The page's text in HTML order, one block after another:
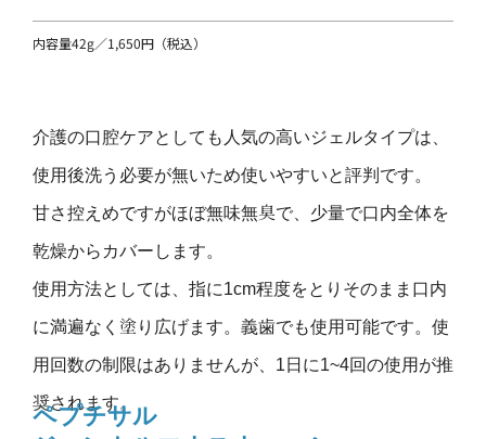
内容量42g／1,650円（税込）
介護の口腔ケアとしても人気の高いジェルタイプは、
使用後洗う必要が無いため使いやすいと評判です。
甘さ控えめですがほぼ無味無臭で、少量で口内全体を
乾燥からカバーします。
使用方法としては、指に1cm程度をとりそのまま口内
に満遍なく塗り広げます。義歯でも使用可能です。使
用回数の制限はありませんが、1日に1~4回の使用が推
奨されます。
ペプチサル